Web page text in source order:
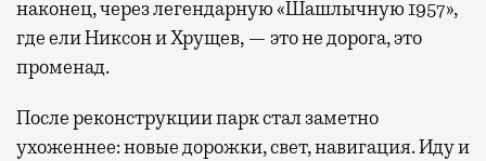
наконец, через легендарную «Шашлычную 1957»,
где ели Никсон и Хрущев, — это не дорога, это
променад.
После реконструкции парк стал заметно
ухоженнее: новые дорожки, свет, навигация. Иду и